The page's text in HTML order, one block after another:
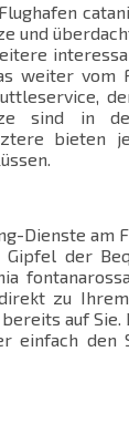
und
weiter vom
sind in
bieten
Dienste am
der
zu
auf Sie.
einfach den